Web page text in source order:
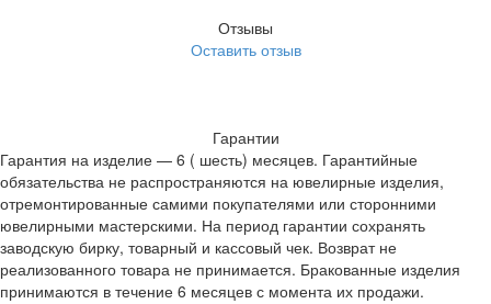
Отзывы
Оставить отзыв
Гарантии
Гарантия на изделие — 6 ( шесть) месяцев. Гарантийные
обязательства не распространяются на ювелирные изделия,
отремонтированные самими покупателями или сторонними
ювелирными мастерскими. На период гарантии сохранять
заводскую бирку, товарный и кассовый чек. Возврат не
реализованного товара не принимается. Бракованные изделия
принимаются в течение 6 месяцев с момента их продажи.